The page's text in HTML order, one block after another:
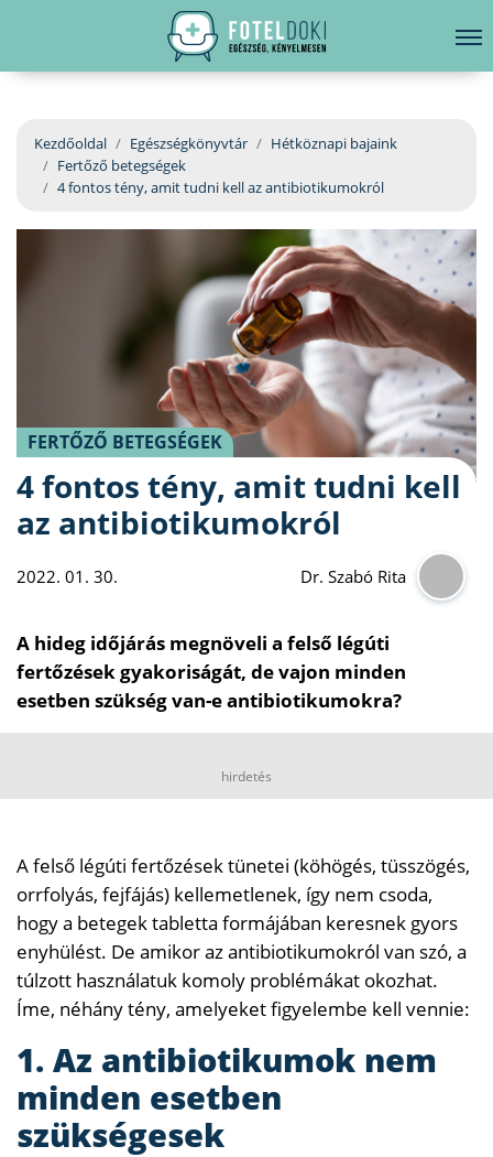
EGÉSZSÉGKÖNYVTÁR
BETEGSÉGKALAUZ
ÜGYELETKERESŐ
hirdetés
Kezdőoldal Egészségkönyvtár
Hétköznapi bajaink
Fertőző betegségek
4 fontos tény, amit tudni kell az antibiotikumokról
FERTŐZŐ BETEGSÉGEK
4 fontos tény, amit tudni kell
az antibiotikumokról
2022. 01. 30. Dr. Szabó Rita
A hideg időjárás megnöveli a felső légúti
fertőzések gyakoriságát, de vajon minden
esetben szükség van-e antibiotikumokra?
hirdetés
A felső légúti fertőzések tünetei (köhögés, tüsszögés,
orrfolyás, fejfájás) kellemetlenek, így nem csoda,
hogy a betegek tabletta formájában keresnek gyors
enyhülést. De amikor az antibiotikumokról van szó, a
túlzott használatuk komoly problémákat okozhat.
Íme, néhány tény, amelyeket figyelembe kell vennie:
1. Az antibiotikumok nem
minden esetben
szükségesek